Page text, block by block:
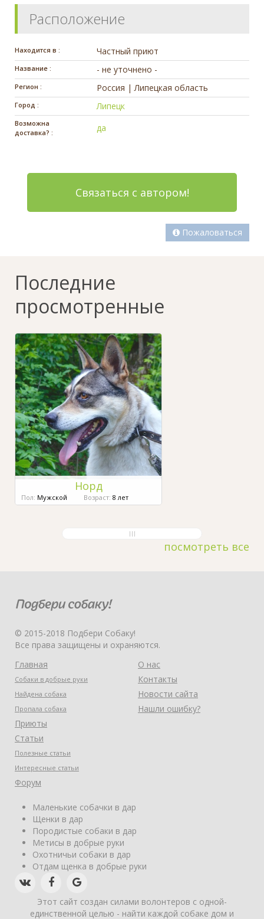
Расположение
Находится в : Частный приют
Название : - не уточнено -
Регион : Россия | Липецкая область
Город : Липецк
Возможна
доставка? :
да
Связаться с автором!
Пожаловаться
Последние
просмотренные
Норд
Пол: Мужской Возраст: 8 лет
посмотреть все
© 2015-2018 Подбери Собаку!
Все права защищены и охраняются.
Главная
Собаки в добрые руки
Найдена собака
Пропала собака
Приюты
Статьи
Полезные статьи
Интересные статьи
Форум
О нас
Контакты
Новости сайта
Нашли ошибку?
Маленькие собачки в дар
Щенки в дар
Породистые собаки в дар
Метисы в добрые руки
Охотничьи собаки в дар
Отдам щенка в добрые руки
Этот сайт создан силами волонтеров с одной-
единственной целью - найти каждой собаке дом и